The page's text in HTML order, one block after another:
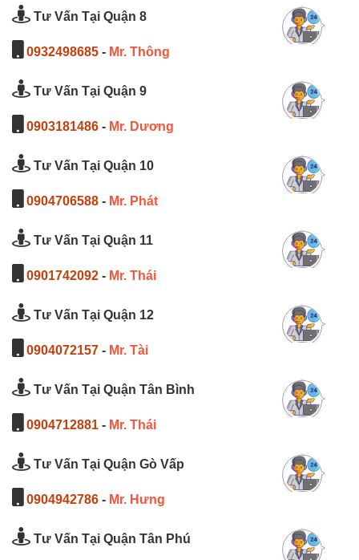
Tư Vấn Tại Quận 8
0932498685 - Mr. Thông
Tư Vấn Tại Quận 9
0903181486 - Mr. Dương
Tư Vấn Tại Quận 10
0904706588 - Mr. Phát
Tư Vấn Tại Quận 11
0901742092 - Mr. Thái
Tư Vấn Tại Quận 12
0904072157 - Mr. Tài
Tư Vấn Tại Quận Tân Bình
0904712881 - Mr. Thái
Tư Vấn Tại Quận Gò Vấp
0904942786 - Mr. Hưng
Tư Vấn Tại Quận Tân Phú